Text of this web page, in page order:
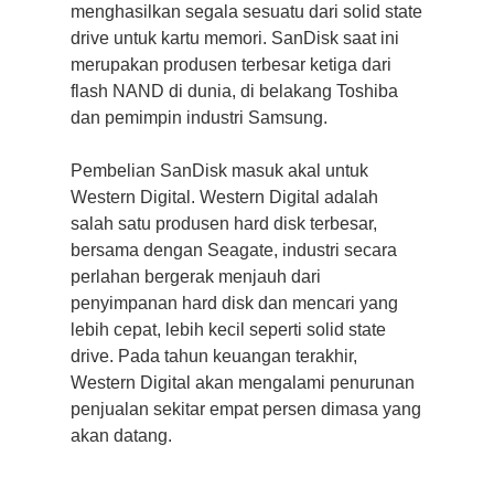
menghasilkan segala sesuatu dari solid state
drive untuk kartu memori. SanDisk saat ini
merupakan produsen terbesar ketiga dari
flash NAND di dunia, di belakang Toshiba
dan pemimpin industri Samsung.
Pembelian SanDisk masuk akal untuk
Western Digital. Western Digital adalah
salah satu produsen hard disk terbesar,
bersama dengan Seagate, industri secara
perlahan bergerak menjauh dari
penyimpanan hard disk dan mencari yang
lebih cepat, lebih kecil seperti solid state
drive. Pada tahun keuangan terakhir,
Western Digital akan mengalami penurunan
penjualan sekitar empat persen dimasa yang
akan datang.